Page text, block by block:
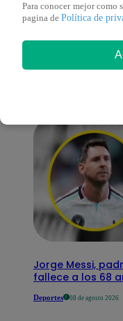
Jorge Messi,
fallece a los 68
Deportes 08 de agosto 2026
Para conocer mejor como
pagina de Política de